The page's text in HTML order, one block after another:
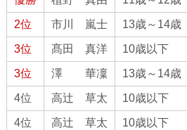
第１回大体大オープン水泳競技
第９９回日本選手権水泳競技
大阪ジュニア水泳競技大会
第53回東京スイミングセンタ
大会
2位 市川 嵐士 13歳～14歳
3位 髙田 真洋 10歳以下
3位 澤 華凜 13歳～14歳
4位 高辻 草太 10歳以下
4位 高辻 草太 10歳以下